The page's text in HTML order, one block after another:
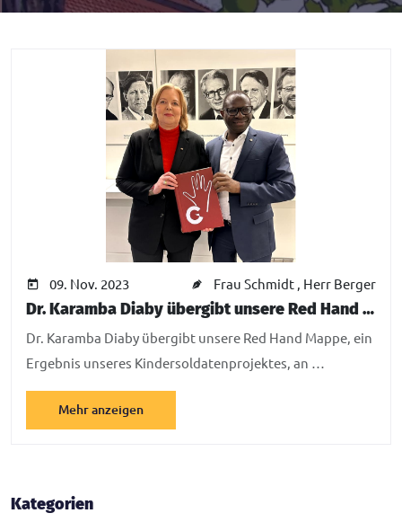
09. Nov. 2023 Frau Schmidt , Herr Berger
Dr. Karamba Diaby übergibt unsere Red Hand Mappe an die Präsidentin des Deutschen Bundestages
Dr. Karamba Diaby übergibt unsere Red Hand Mappe, ein
Ergebnis unseres Kindersoldatenprojektes, an …
Mehr anzeigen
Kategorien